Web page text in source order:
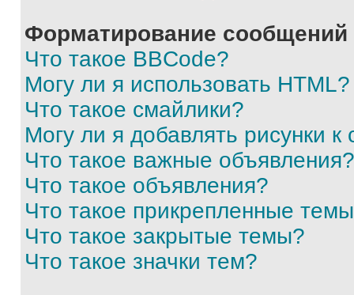
Форматирование
Что такое BBCode?
Могу ли я использовать HTML?
Что такое смайлики?
Могу ли я добавлять рисунки
Что такое важные объявления?
Что такое объявления?
Что такое прикрепленные
Что такое закрытые темы?
Что такое значки тем?